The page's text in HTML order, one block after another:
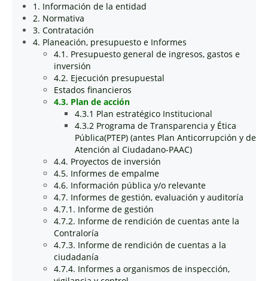
1. Información de la entidad
2. Normativa
3. Contratación
4. Planeación, presupuesto e Informes
4.1. Presupuesto general de ingresos, gastos e
inversión
4.2. Ejecución presupuestal
Estados financieros
4.3. Plan de acción
4.3.1 Plan estratégico Institucional
4.3.2 Programa de Transparencia y Ética
Pública(PTEP) (antes Plan Anticorrupción y de
Atención al Ciudadano-PAAC)
4.4. Proyectos de inversión
4.5. Informes de empalme
4.6. Información pública y/o relevante
4.7. Informes de gestión, evaluación y auditoría
4.7.1. Informe de gestión
4.7.2. Informe de rendición de cuentas ante la
Contraloría
4.7.3. Informe de rendición de cuentas a la
ciudadanía
4.7.4. Informes a organismos de inspección,